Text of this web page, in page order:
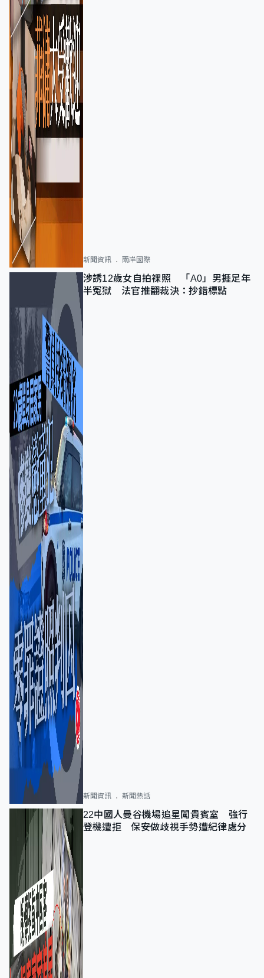
新聞資訊 兩岸國際
涉誘12歲女自拍祼照 「A0」男捱足年
半冤獄 法官推翻裁決：抄錯標點
新聞資訊 新聞熱話
22中國人曼谷機場追星闖貴賓室 強行
登機遭拒 保安做歧視手勢遭紀律處分